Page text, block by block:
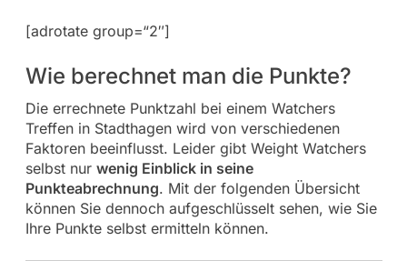
[adrotate group=“2″]
Wie berechnet man die Punkte?
Die errechnete Punktzahl bei einem Watchers
Treffen in Stadthagen wird von verschiedenen
Faktoren beeinflusst. Leider gibt Weight Watchers
selbst nur wenig Einblick in seine
Punkteabrechnung. Mit der folgenden Übersicht
können Sie dennoch aufgeschlüsselt sehen, wie Sie
Ihre Punkte selbst ermitteln können.